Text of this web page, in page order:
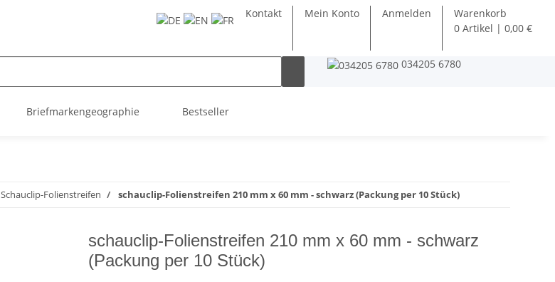
Kontakt Mein Konto Anmelden
Warenkorb
0 Artikel | 0,00 €
034205 6780
Briefmarkengeographie Bestseller
Schauclip-Folienstreifen schauclip-Folienstreifen 210 mm x 60 mm - schwarz (Packung per 10 Stück)
schauclip-Folienstreifen 210 mm x 60 mm - schwarz
(Packung per 10 Stück)